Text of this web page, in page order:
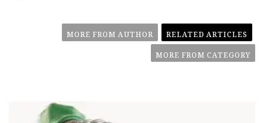
RELATED ARTICLES
MORE FROM AUTHOR
MORE FROM CATEGORY